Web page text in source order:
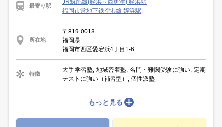
最寄り駅
JR筑肥線(姪浜～西唐津) 姪浜駅
福岡市営地下鉄空港線 姪浜駅
所在地
〒819-0013
福岡県
福岡市西区愛宕浜4丁目1-6
特徴
大手学習塾, 地域密着塾, 名門・難関受験に強い, 定期
テストに強い（補習型）, 個性派塾
もっと見る